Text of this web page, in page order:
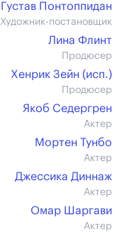
Густав Понтоппидан
Художник-постановщик
Лина Флинт
Продюсер
Хенрик Зейн (иcп.)
Продюсер
Якоб Седергрен
Актер
Мортен Тунбо
Актер
Джессика Диннаж
Актер
Омар Шаргави
Актер